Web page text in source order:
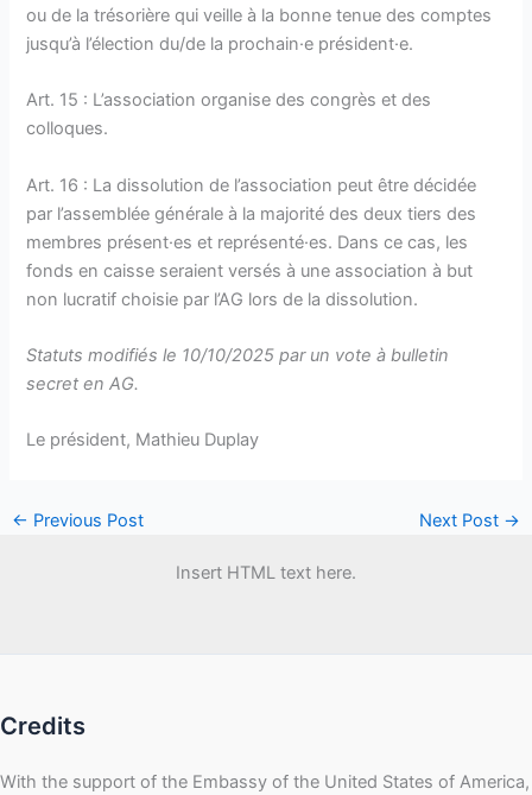
ou de la trésorière qui veille à la bonne tenue des comptes
jusqu’à l’élection du/de la prochain·e président·e.
Art. 15 : L’association organise des congrès et des
colloques.
Art. 16 : La dissolution de l’association peut être décidée
par l’assemblée générale à la majorité des deux tiers des
membres présent·es et représenté·es. Dans ce cas, les
fonds en caisse seraient versés à une association à but
non lucratif choisie par l’AG lors de la dissolution.
Statuts modifiés le 10/10/2025 par un vote à bulletin
secret en AG.
Le président, Mathieu Duplay
← Previous Post Next Post →
Insert HTML text here.
Credits
With the support of the Embassy of the United States of America,